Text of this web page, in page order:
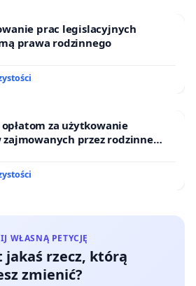
prac legislacyjnych
prawa rodzinnego
za użytkowanie
przez rodzinne
WŁASNĄ PETYCJĘ
jakaś rzecz, którą
zmienić?